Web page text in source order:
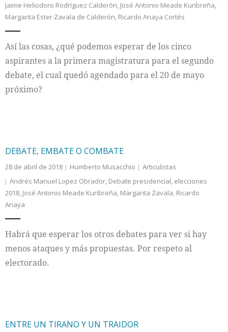
Jaime Heliodoro Rodríguez Calderón, José Antonio Meade Kuribreña,
Margarita Ester Zavala de Calderón, Ricardo Anaya Cortés
Así las cosas, ¿qué podemos esperar de los cinco
aspirantes a la primera magistratura para el segundo
debate, el cual quedó agendado para el 20 de mayo
próximo?
DEBATE, EMBATE O COMBATE
28 de abril de 2018 Humberto Musacchio
Articulistas
Andrés Manuel Lopez Obrador, Debate presidencial, elecciones
2018, José Antonio Meade Kuribreña, Margarita Zavala, Ricardo
Anaya
Habrá que esperar los otros debates para ver si hay
menos ataques y más propuestas. Por respeto al
electorado.
ENTRE UN TIRANO Y UN TRAIDOR